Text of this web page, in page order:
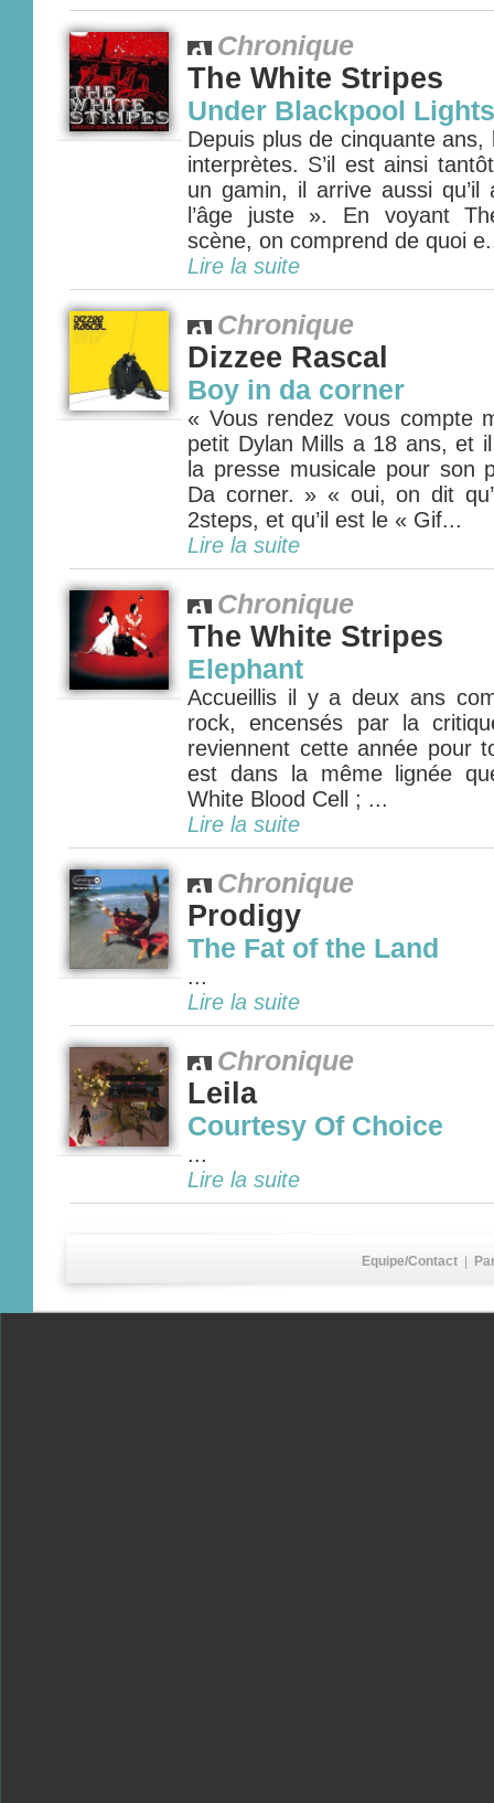
Chronique
The White Stripes
Under Blackpool Lights
Depuis plus de cinquante ans,
interprètes. S’il est ainsi
un gamin, il arrive aussi
l’âge juste ». En voyant
scène, on comprend de quoi
Lire la suite
Chronique
Dizzee Rascal
Boy in da corner
« Vous rendez vous compte
petit Dylan Mills a 18 ans, et
la presse musicale pour son
Da corner. » « oui, on dit
2steps, et qu’il est le « Gif...
Lire la suite
Chronique
The White Stripes
Elephant
Accueillis il y a deux ans
rock, encensés par la
reviennent cette année pour
est dans la même lignée
White Blood Cell ; ...
Lire la suite
Chronique
Prodigy
The Fat of the Land
...
Lire la suite
Chronique
Leila
Courtesy Of Choice
...
Lire la suite
Equipe/Contact